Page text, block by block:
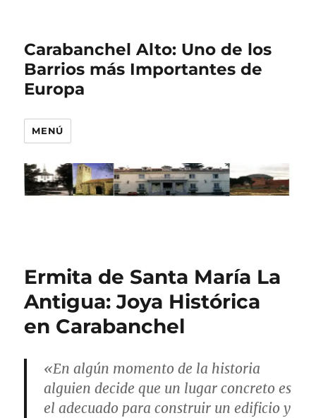
Carabanchel Alto: Uno de los
Barrios más Importantes de
Europa
MENÚ
Ermita de Santa María La
Antigua: Joya Histórica
en Carabanchel
«En algún momento de la historia
alguien decide que un lugar concreto es
el adecuado para construir un edificio y